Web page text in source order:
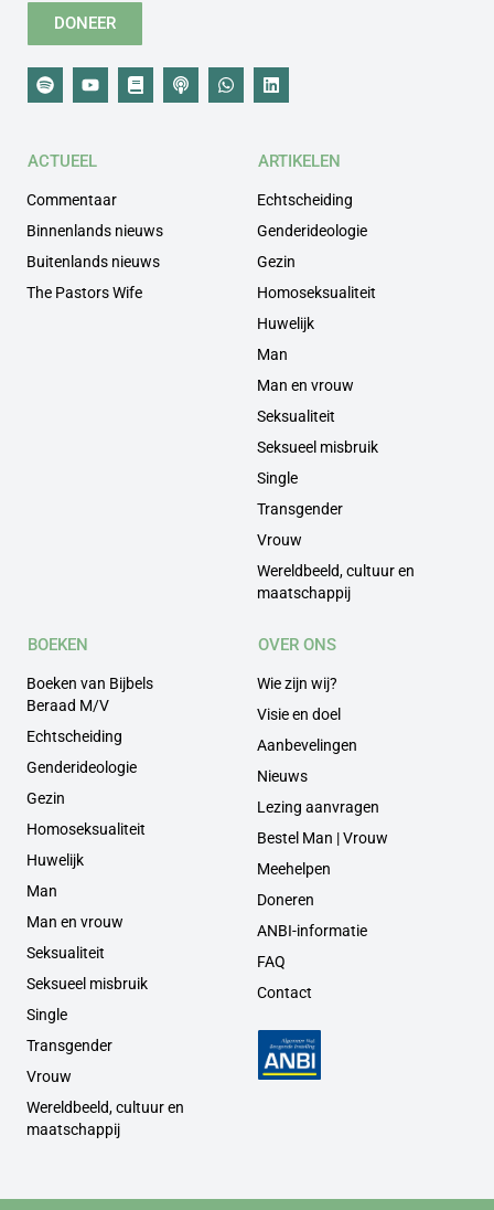
DONEER
ACTUEEL
Commentaar
Binnenlands nieuws
Buitenlands nieuws
The Pastors Wife
ARTIKELEN
Echtscheiding
Genderideologie
Gezin
Homoseksualiteit
Huwelijk
Man
Man en vrouw
Seksualiteit
Seksueel misbruik
Single
Transgender
Vrouw
Wereldbeeld, cultuur en
maatschappij
BOEKEN
Boeken van Bijbels
Beraad M/V
Echtscheiding
Genderideologie
Gezin
Homoseksualiteit
Huwelijk
Man
Man en vrouw
Seksualiteit
Seksueel misbruik
Single
Transgender
Vrouw
Wereldbeeld, cultuur en
maatschappij
OVER ONS
Wie zijn wij?
Visie en doel
Aanbevelingen
Nieuws
Lezing aanvragen
Bestel Man | Vrouw
Meehelpen
Doneren
ANBI-informatie
FAQ
Contact